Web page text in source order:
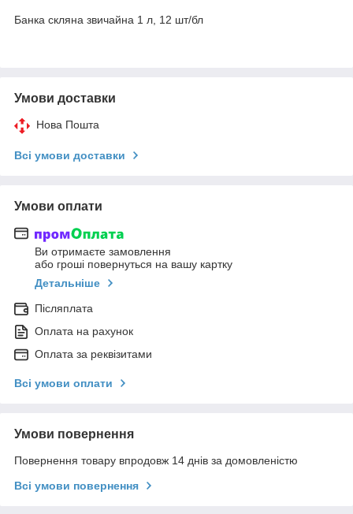
Банка скляна звичайна 1 л, 12 шт/бл
Умови доставки
Нова Пошта
Всі умови доставки
Умови оплати
Ви отримаєте замовлення
або гроші повернуться на вашу картку
Детальніше
Післяплата
Оплата на рахунок
Оплата за реквізитами
Всі умови оплати
Умови повернення
Повернення товару впродовж 14 днів за домовленістю
Всі умови повернення